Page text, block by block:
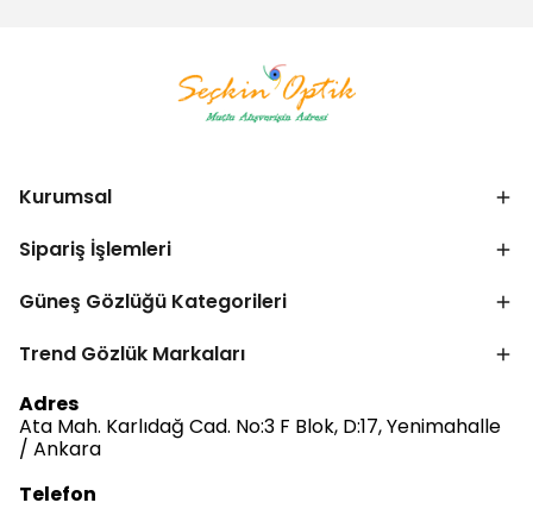
Kurumsal
Sipariş İşlemleri
Güneş Gözlüğü Kategorileri
Trend Gözlük Markaları
Adres
Ata Mah. Karlıdağ Cad. No:3 F Blok, D:17, Yenimahalle
/ Ankara
Telefon